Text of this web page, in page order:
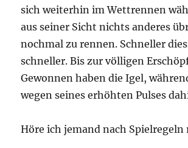
sich weiterhin im Wettrennen
aus seiner Sicht nichts anderes
nochmal zu rennen. Schneller
schneller. Bis zur völligen
Gewonnen haben die Igel,
wegen seines erhöhten Pulses
Höre ich jemand nach Spielregeln